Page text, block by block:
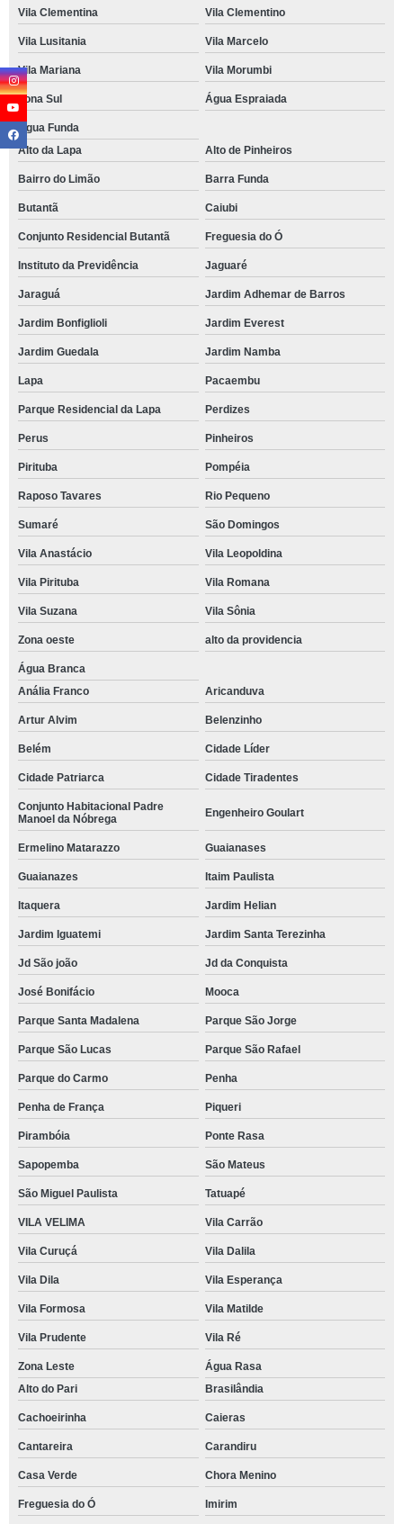
Vila Clementina Vila Clementino
Vila Lusitania Vila Marcelo
Vila Mariana Vila Morumbi
Zona Sul Água Espraiada
Água Funda
Alto da Lapa
Alto de Pinheiros
Bairro do Limão Barra Funda
Butantã Caiubi
Conjunto Residencial Butantã Freguesia do Ó
Instituto da Previdência Jaguaré
Jaraguá Jardim Adhemar de Barros
Jardim Bonfiglioli Jardim Everest
Jardim Guedala Jardim Namba
Lapa Pacaembu
Parque Residencial da Lapa Perdizes
Perus Pinheiros
Pirituba Pompéia
Raposo Tavares Rio Pequeno
Sumaré São Domingos
Vila Anastácio Vila Leopoldina
Vila Pirituba Vila Romana
Vila Suzana Vila Sônia
Zona oeste alto da providencia
Água Branca
Anália Franco
Aricanduva
Artur Alvim Belenzinho
Belém Cidade Líder
Cidade Patriarca Cidade Tiradentes
Conjunto Habitacional Padre
Manoel da Nóbrega
Engenheiro Goulart
Ermelino Matarazzo Guaianases
Guaianazes Itaim Paulista
Itaquera Jardim Helian
Jardim Iguatemi Jardim Santa Terezinha
Jd São joão Jd da Conquista
José Bonifácio Mooca
Parque Santa Madalena Parque São Jorge
Parque São Lucas Parque São Rafael
Parque do Carmo Penha
Penha de França Piqueri
Pirambóia Ponte Rasa
Sapopemba São Mateus
São Miguel Paulista Tatuapé
VILA VELIMA Vila Carrão
Vila Curuçá Vila Dalila
Vila Dila Vila Esperança
Vila Formosa Vila Matilde
Vila Prudente Vila Ré
Zona Leste
Água Rasa
Alto do Pari
Brasilândia
Cachoeirinha Caieras
Cantareira Carandiru
Casa Verde Chora Menino
Freguesia do Ó Imirim